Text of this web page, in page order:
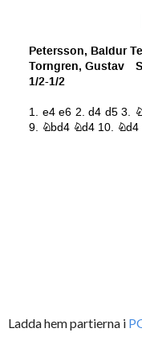
Ladda hem partierna i